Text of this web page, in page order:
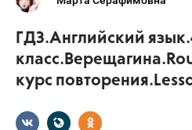
ГДЗ.Английский
курс